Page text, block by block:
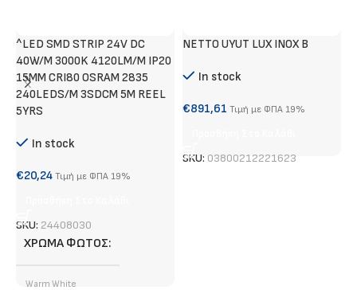
^LED SMD STRIP 24V DC
40W/M 3000K 4120LM/M IP20
15MM CRI80 OSRAM 2835
240LEDS/M 3SDCM 5M REEL
5YRS
In stock
€20,24 Τιμή με ΦΠΑ 19%
SKU: 24408030
ΧΡΏΜΑ ΦΩΤΌΣ
Warm White
NETTO UYUT LUX INOX B
In stock
€891,61 Τιμή με ΦΠΑ 19%
SKU: 03800212221623